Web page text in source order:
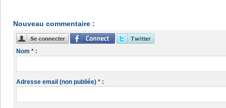
Nouveau commentaire :
Nom * :
Adresse email (non publiée) * :